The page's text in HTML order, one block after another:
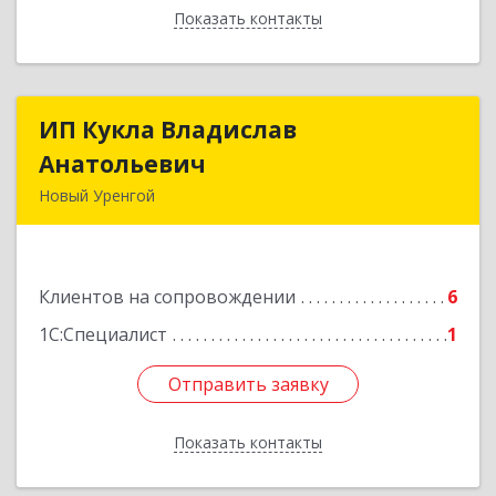
Показать контакты
Назад
ИП Кукла Владислав
Анатольевич
Новый Уренгой
Клиентов на сопровождении
6
1С:Специалист
1
Отправить заявку
Показать контакты
ИП Кукла Владислав
Подробнее
Отправить заявку
Назад